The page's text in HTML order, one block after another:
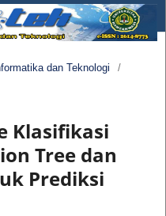
dan Teknologi
/
Klasifikasi
Tree dan
Prediksi